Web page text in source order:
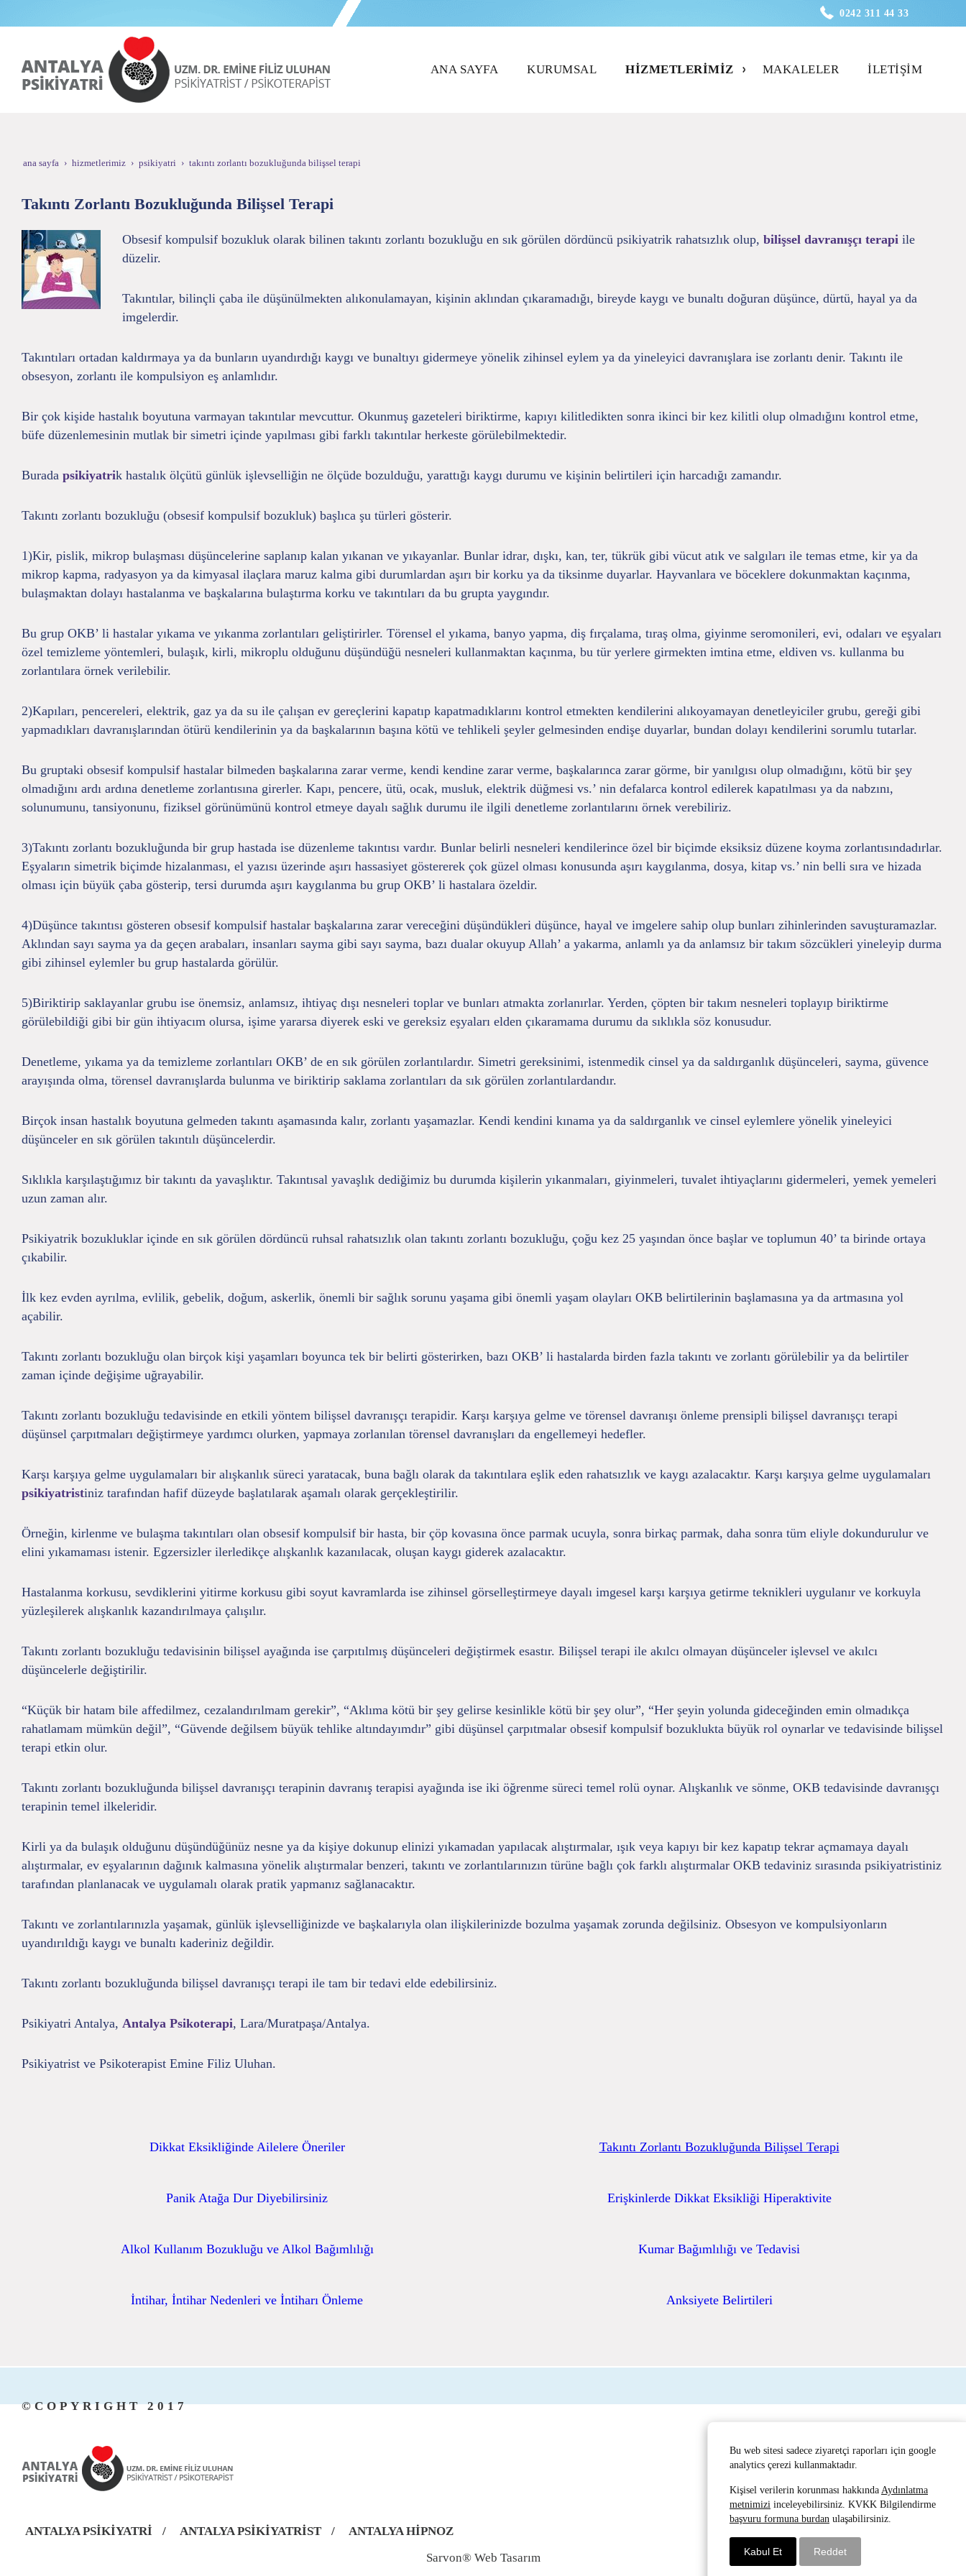
0242 311 44 33
ANA SAYFA KURUMSAL HIZMETLERIMIZ MAKALELER İLETIŞIM
ana sayfa hizmetlerimiz psikiyatri takıntı zorlantı bozukluğunda bilişsel terapi
Takıntı Zorlantı Bozukluğunda Bilişsel Terapi
Obsesif kompulsif bozukluk olarak bilinen takıntı zorlantı bozukluğu en sık görülen dördüncü psikiyatrik rahatsızlık olup, bilişsel davranışçı terapi ile
düzelir.
Takıntılar, bilinçli çaba ile düşünülmekten alıkonulamayan, kişinin aklından çıkaramadığı, bireyde kaygı ve bunaltı doğuran düşünce, dürtü, hayal ya da
imgelerdir.
Takıntıları ortadan kaldırmaya ya da bunların uyandırdığı kaygı ve bunaltıyı gidermeye yönelik zihinsel eylem ya da yineleyici davranışlara ise zorlantı denir. Takıntı ile
obsesyon, zorlantı ile kompulsiyon eş anlamlıdır.
Bir çok kişide hastalık boyutuna varmayan takıntılar mevcuttur. Okunmuş gazeteleri biriktirme, kapıyı kilitledikten sonra ikinci bir kez kilitli olup olmadığını kontrol etme,
büfe düzenlemesinin mutlak bir simetri içinde yapılması gibi farklı takıntılar herkeste görülebilmektedir.
Burada psikiyatrik hastalık ölçütü günlük işlevselliğin ne ölçüde bozulduğu, yarattığı kaygı durumu ve kişinin belirtileri için harcadığı zamandır.
Takıntı zorlantı bozukluğu (obsesif kompulsif bozukluk) başlıca şu türleri gösterir.
1)Kir, pislik, mikrop bulaşması düşüncelerine saplanıp kalan yıkanan ve yıkayanlar. Bunlar idrar, dışkı, kan, ter, tükrük gibi vücut atık ve salgıları ile temas etme, kir ya da
mikrop kapma, radyasyon ya da kimyasal ilaçlara maruz kalma gibi durumlardan aşırı bir korku ya da tiksinme duyarlar. Hayvanlara ve böceklere dokunmaktan kaçınma,
bulaşmaktan dolayı hastalanma ve başkalarına bulaştırma korku ve takıntıları da bu grupta yaygındır.
Bu grup OKB’ li hastalar yıkama ve yıkanma zorlantıları geliştirirler. Törensel el yıkama, banyo yapma, diş fırçalama, tıraş olma, giyinme seromonileri, evi, odaları ve eşyaları
özel temizleme yöntemleri, bulaşık, kirli, mikroplu olduğunu düşündüğü nesneleri kullanmaktan kaçınma, bu tür yerlere girmekten imtina etme, eldiven vs. kullanma bu
zorlantılara örnek verilebilir.
2)Kapıları, pencereleri, elektrik, gaz ya da su ile çalışan ev gereçlerini kapatıp kapatmadıklarını kontrol etmekten kendilerini alıkoyamayan denetleyiciler grubu, gereği gibi
yapmadıkları davranışlarından ötürü kendilerinin ya da başkalarının başına kötü ve tehlikeli şeyler gelmesinden endişe duyarlar, bundan dolayı kendilerini sorumlu tutarlar.
Bu gruptaki obsesif kompulsif hastalar bilmeden başkalarına zarar verme, kendi kendine zarar verme, başkalarınca zarar görme, bir yanılgısı olup olmadığını, kötü bir şey
olmadığını ardı ardına denetleme zorlantısına girerler. Kapı, pencere, ütü, ocak, musluk, elektrik düğmesi vs.’ nin defalarca kontrol edilerek kapatılması ya da nabzını,
solunumunu, tansiyonunu, fiziksel görünümünü kontrol etmeye dayalı sağlık durumu ile ilgili denetleme zorlantılarını örnek verebiliriz.
3)Takıntı zorlantı bozukluğunda bir grup hastada ise düzenleme takıntısı vardır. Bunlar belirli nesneleri kendilerince özel bir biçimde eksiksiz düzene koyma zorlantısındadırlar.
Eşyaların simetrik biçimde hizalanması, el yazısı üzerinde aşırı hassasiyet göstererek çok güzel olması konusunda aşırı kaygılanma, dosya, kitap vs.’ nin belli sıra ve hizada
olması için büyük çaba gösterip, tersi durumda aşırı kaygılanma bu grup OKB’ li hastalara özeldir.
4)Düşünce takıntısı gösteren obsesif kompulsif hastalar başkalarına zarar vereceğini düşündükleri düşünce, hayal ve imgelere sahip olup bunları zihinlerinden savuşturamazlar.
Aklından sayı sayma ya da geçen arabaları, insanları sayma gibi sayı sayma, bazı dualar okuyup Allah’ a yakarma, anlamlı ya da anlamsız bir takım sözcükleri yineleyip durma
gibi zihinsel eylemler bu grup hastalarda görülür.
5)Biriktirip saklayanlar grubu ise önemsiz, anlamsız, ihtiyaç dışı nesneleri toplar ve bunları atmakta zorlanırlar. Yerden, çöpten bir takım nesneleri toplayıp biriktirme
görülebildiği gibi bir gün ihtiyacım olursa, işime yararsa diyerek eski ve gereksiz eşyaları elden çıkaramama durumu da sıklıkla söz konusudur.
Denetleme, yıkama ya da temizleme zorlantıları OKB’ de en sık görülen zorlantılardır. Simetri gereksinimi, istenmedik cinsel ya da saldırganlık düşünceleri, sayma, güvence
arayışında olma, törensel davranışlarda bulunma ve biriktirip saklama zorlantıları da sık görülen zorlantılardandır.
Birçok insan hastalık boyutuna gelmeden takıntı aşamasında kalır, zorlantı yaşamazlar. Kendi kendini kınama ya da saldırganlık ve cinsel eylemlere yönelik yineleyici
düşünceler en sık görülen takıntılı düşüncelerdir.
Sıklıkla karşılaştığımız bir takıntı da yavaşlıktır. Takıntısal yavaşlık dediğimiz bu durumda kişilerin yıkanmaları, giyinmeleri, tuvalet ihtiyaçlarını gidermeleri, yemek yemeleri
uzun zaman alır.
Psikiyatrik bozukluklar içinde en sık görülen dördüncü ruhsal rahatsızlık olan takıntı zorlantı bozukluğu, çoğu kez 25 yaşından önce başlar ve toplumun 40’ ta birinde ortaya
çıkabilir.
İlk kez evden ayrılma, evlilik, gebelik, doğum, askerlik, önemli bir sağlık sorunu yaşama gibi önemli yaşam olayları OKB belirtilerinin başlamasına ya da artmasına yol
açabilir.
Takıntı zorlantı bozukluğu olan birçok kişi yaşamları boyunca tek bir belirti gösterirken, bazı OKB’ li hastalarda birden fazla takıntı ve zorlantı görülebilir ya da belirtiler
zaman içinde değişime uğrayabilir.
Takıntı zorlantı bozukluğu tedavisinde en etkili yöntem bilişsel davranışçı terapidir. Karşı karşıya gelme ve törensel davranışı önleme prensipli bilişsel davranışçı terapi
düşünsel çarpıtmaları değiştirmeye yardımcı olurken, yapmaya zorlanılan törensel davranışları da engellemeyi hedefler.
Karşı karşıya gelme uygulamaları bir alışkanlık süreci yaratacak, buna bağlı olarak da takıntılara eşlik eden rahatsızlık ve kaygı azalacaktır. Karşı karşıya gelme uygulamaları
psikiyatristiniz tarafından hafif düzeyde başlatılarak aşamalı olarak gerçekleştirilir.
Örneğin, kirlenme ve bulaşma takıntıları olan obsesif kompulsif bir hasta, bir çöp kovasına önce parmak ucuyla, sonra birkaç parmak, daha sonra tüm eliyle dokundurulur ve
elini yıkamaması istenir. Egzersizler ilerledikçe alışkanlık kazanılacak, oluşan kaygı giderek azalacaktır.
Hastalanma korkusu, sevdiklerini yitirme korkusu gibi soyut kavramlarda ise zihinsel görselleştirmeye dayalı imgesel karşı karşıya getirme teknikleri uygulanır ve korkuyla
yüzleşilerek alışkanlık kazandırılmaya çalışılır.
Takıntı zorlantı bozukluğu tedavisinin bilişsel ayağında ise çarpıtılmış düşünceleri değiştirmek esastır. Bilişsel terapi ile akılcı olmayan düşünceler işlevsel ve akılcı
düşüncelerle değiştirilir.
“Küçük bir hatam bile affedilmez, cezalandırılmam gerekir”, “Aklıma kötü bir şey gelirse kesinlikle kötü bir şey olur”, “Her şeyin yolunda gideceğinden emin olmadıkça
rahatlamam mümkün değil”, “Güvende değilsem büyük tehlike altındayımdır” gibi düşünsel çarpıtmalar obsesif kompulsif bozuklukta büyük rol oynarlar ve tedavisinde bilişsel
terapi etkin olur.
Takıntı zorlantı bozukluğunda bilişsel davranışçı terapinin davranış terapisi ayağında ise iki öğrenme süreci temel rolü oynar. Alışkanlık ve sönme, OKB tedavisinde davranışçı
terapinin temel ilkeleridir.
Kirli ya da bulaşık olduğunu düşündüğünüz nesne ya da kişiye dokunup elinizi yıkamadan yapılacak alıştırmalar, ışık veya kapıyı bir kez kapatıp tekrar açmamaya dayalı
alıştırmalar, ev eşyalarının dağınık kalmasına yönelik alıştırmalar benzeri, takıntı ve zorlantılarınızın türüne bağlı çok farklı alıştırmalar OKB tedaviniz sırasında psikiyatristiniz
tarafından planlanacak ve uygulamalı olarak pratik yapmanız sağlanacaktır.
Takıntı ve zorlantılarınızla yaşamak, günlük işlevselliğinizde ve başkalarıyla olan ilişkilerinizde bozulma yaşamak zorunda değilsiniz. Obsesyon ve kompulsiyonların
uyandırıldığı kaygı ve bunaltı kaderiniz değildir.
Takıntı zorlantı bozukluğunda bilişsel davranışçı terapi ile tam bir tedavi elde edebilirsiniz.
Psikiyatri Antalya, Antalya Psikoterapi, Lara/Muratpaşa/Antalya.
Psikiyatrist ve Psikoterapist Emine Filiz Uluhan.
Dikkat Eksikliğinde Ailelere Öneriler Takıntı Zorlantı Bozukluğunda Bilişsel Terapi
Panik Atağa Dur Diyebilirsiniz Erişkinlerde Dikkat Eksikliği Hiperaktivite
Alkol Kullanım Bozukluğu ve Alkol Bağımlılığı Kumar Bağımlılığı ve Tedavisi
İntihar, İntihar Nedenleri ve İntiharı Önleme Anksiyete Belirtileri
©COPYRIGHT 2017
ANTALYA PSİKİYATRİ / ANTALYA PSİKİYATRİST / ANTALYA HİPNOZ
Bu web sitesi sadece ziyaretçi raporları için google
analytics çerezi kullanmaktadır.
Kişisel verilerin korunması hakkında Aydınlatma
metnimizi inceleyebilirsiniz. KVKK Bilgilendirme
başvuru formuna burdan ulaşabilirsiniz.
Kabul Et Reddet
Sarvon® Web Tasarım